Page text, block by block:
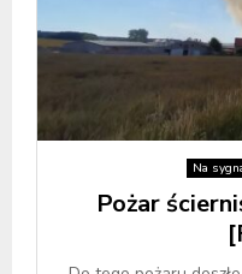
Na
Pożar